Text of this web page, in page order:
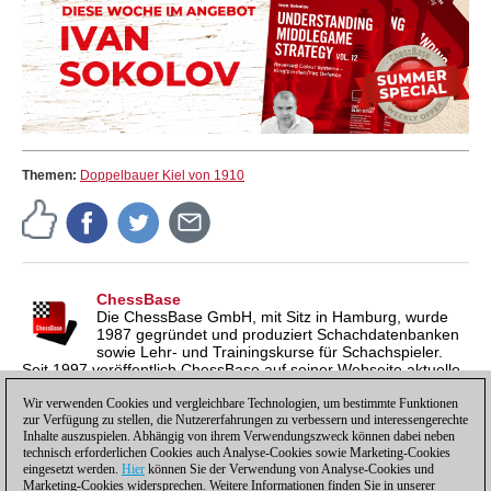
Themen: Doppelbauer Kiel von 1910
ChessBase
Die ChessBase GmbH, mit Sitz in Hamburg, wurde
1987 gegründet und produziert Schachdatenbanken
sowie Lehr- und Trainingskurse für Schachspieler.
Seit 1997 veröffentlich ChessBase auf seiner Webseite aktuelle
inzwischen in vier Sprachen und gilt weltweit als wichtigste
Schachnachrichtenseite.
Wir verwenden Cookies und vergleichbare Technologien, um bestimmte Funktionen
zur Verfügung zu stellen, die Nutzererfahrungen zu verbessern und interessengerechte
Inhalte auszuspielen. Abhängig von ihrem Verwendungszweck können dabei neben
technisch erforderlichen Cookies auch Analyse-Cookies sowie Marketing-Cookies
eingesetzt werden. Hier können Sie der Verwendung von Analyse-Cookies und
Marketing-Cookies widersprechen. Weitere Informationen finden Sie in unserer